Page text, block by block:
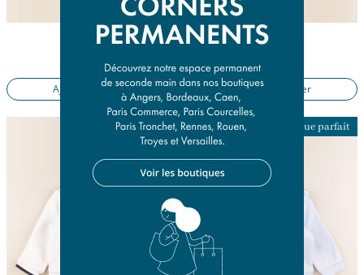
sweat blanc
18 mois
17,50 €
Ajouter au panier
sweat blanc
18 mois
12,90 €
Ajouter au panier
Presque parfait Presque parfait